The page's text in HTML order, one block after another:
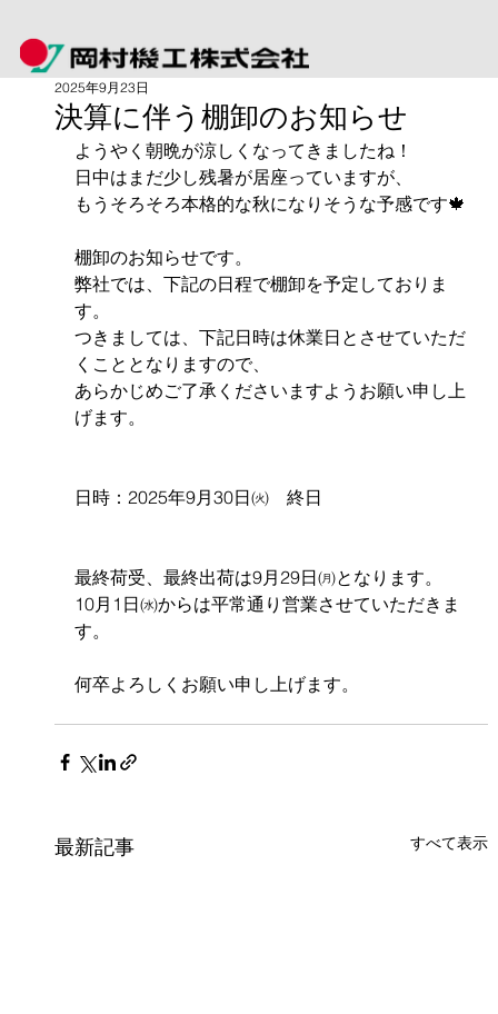
決算に伴う棚卸のお知らせ
2025年9月23日
ようやく朝晩が涼しくなってきましたね！
日中はまだ少し残暑が居座っていますが、
もうそろそろ本格的な秋になりそうな予感です🍁
棚卸のお知らせです。
弊社では、下記の日程で棚卸を予定しておりま
す。
つきましては、下記日時は休業日とさせていただ
くこととなりますので、
あらかじめご了承くださいますようお願い申し上
げます。
日時：2025年9月30日㈫　終日
最終荷受、最終出荷は9月29日㈪となります。
10月1日㈬からは平常通り営業させていただきま
す。
何卒よろしくお願い申し上げます。
最新記事 すべて表示